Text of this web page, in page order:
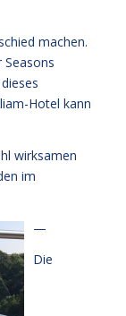
machen.
Seasons
Hotel kann
wirksamen
im
—
Die